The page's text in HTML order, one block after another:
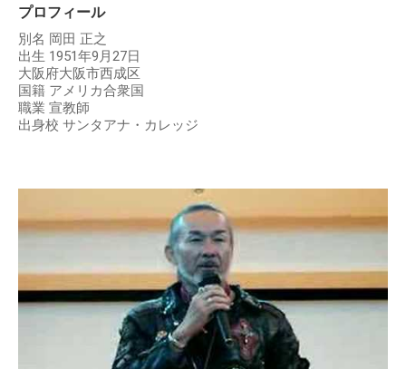
プロフィール
別名 岡田 正之
出生 1951年9月27日
大阪府大阪市西成区
国籍 アメリカ合衆国
職業 宣教師
出身校 サンタアナ・カレッジ